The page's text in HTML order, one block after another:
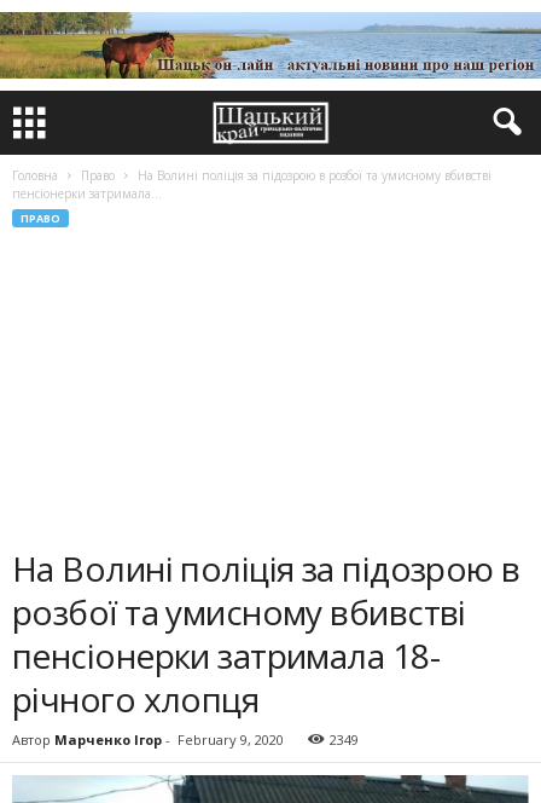
Головна Право
На Волині поліція за підозрою в розбої та умисному вбивстві
пенсіонерки затримала...
ПРАВО
На Волині поліція за підозрою в
розбої та умисному вбивстві
пенсіонерки затримала 18-
річного хлопця
Автор Марченко Ігор - February 9, 2020 2349